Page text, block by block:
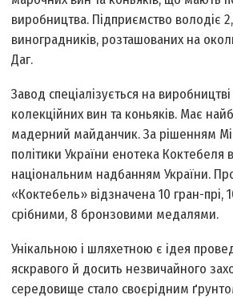
виробництва. Підприємство володіє
виноградників, розташованих на
Даг.
Завод спеціалізується на
колекційних вин та коньяків. Має
мадерний майданчик. За рішенням
політики України енотека Коктебеля
національним надбанням України.
«Коктебель» відзначена 10 гран-прі,
срібними, 8 бронзовими медалями.
Унікальною і шляхетною є ідея
яскравого й досить незвичайного
середовище стало своєрідним